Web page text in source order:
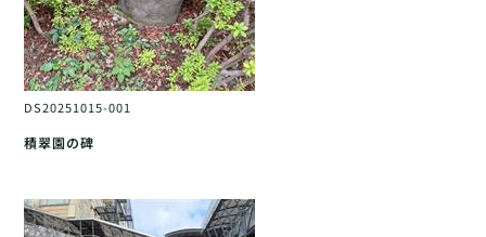
DS20251015-001
積翠園の碑